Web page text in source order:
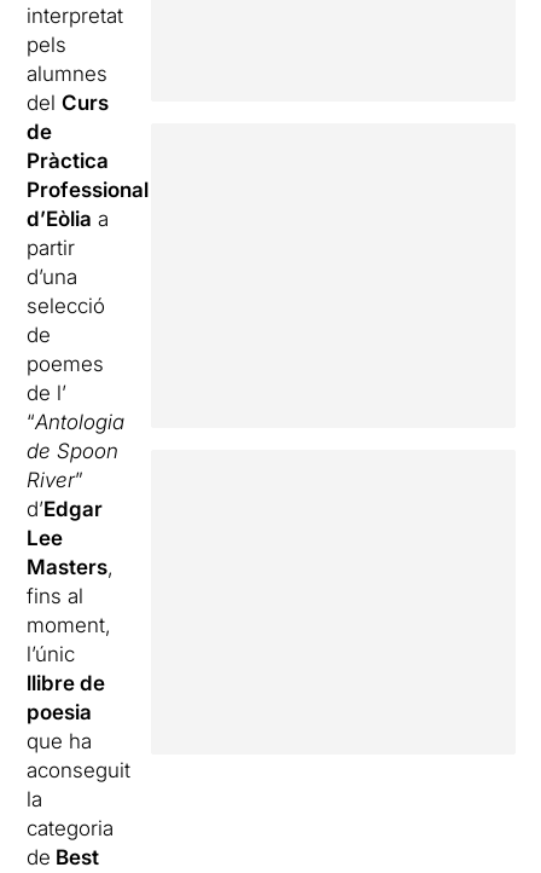
interpretat
pels
alumnes
delCurs
de
Pràctica
Professional
d’Eòlia a
partir
d’una
selecció
de
poemes
de l’
“Antologia
de Spoon
River”
d’Edgar
Lee
Masters,
fins al
moment,
l’únic
llibre de
poesia
que ha
aconseguit
la
categoria
de Best